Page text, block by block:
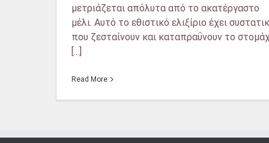
μετριάζεται απόλυτα από το ακατέργαστο
μέλι. Αυτό το εθιστικό ελιξίριο έχει
που ζεσταίνουν και καταπραΰνουν το
[...]
Read More